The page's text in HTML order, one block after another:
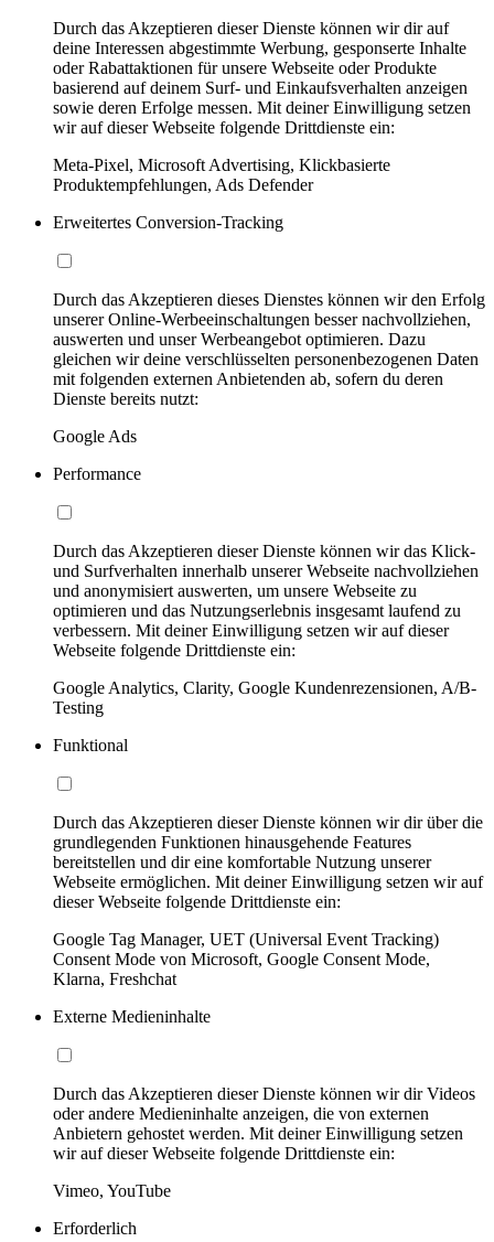
Durch das Akzeptieren dieser Dienste können wir dir auf
deine Interessen abgestimmte Werbung, gesponserte Inhalte
oder Rabattaktionen für unsere Webseite oder Produkte
basierend auf deinem Surf- und Einkaufsverhalten anzeigen
sowie deren Erfolge messen. Mit deiner Einwilligung setzen
wir auf dieser Webseite folgende Drittdienste ein:
Meta-Pixel, Microsoft Advertising, Klickbasierte
Produktempfehlungen, Ads Defender
Erweitertes Conversion-Tracking
Durch das Akzeptieren dieses Dienstes können wir den Erfolg
unserer Online-Werbeeinschaltungen besser nachvollziehen,
auswerten und unser Werbeangebot optimieren. Dazu
gleichen wir deine verschlüsselten personenbezogenen Daten
mit folgenden externen Anbietenden ab, sofern du deren
Dienste bereits nutzt:
Google Ads
Performance
Durch das Akzeptieren dieser Dienste können wir das Klick-
und Surfverhalten innerhalb unserer Webseite nachvollziehen
und anonymisiert auswerten, um unsere Webseite zu
optimieren und das Nutzungserlebnis insgesamt laufend zu
verbessern. Mit deiner Einwilligung setzen wir auf dieser
Webseite folgende Drittdienste ein:
Google Analytics, Clarity, Google Kundenrezensionen, A/B-
Testing
Funktional
Durch das Akzeptieren dieser Dienste können wir dir über die
grundlegenden Funktionen hinausgehende Features
bereitstellen und dir eine komfortable Nutzung unserer
Webseite ermöglichen. Mit deiner Einwilligung setzen wir auf
dieser Webseite folgende Drittdienste ein:
Google Tag Manager, UET (Universal Event Tracking)
Consent Mode von Microsoft, Google Consent Mode,
Klarna, Freshchat
Externe Medieninhalte
Durch das Akzeptieren dieser Dienste können wir dir Videos
oder andere Medieninhalte anzeigen, die von externen
Anbietern gehostet werden. Mit deiner Einwilligung setzen
wir auf dieser Webseite folgende Drittdienste ein:
Vimeo, YouTube
Erforderlich